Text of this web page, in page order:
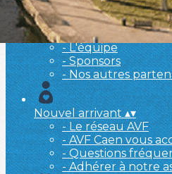
L'association▴▾
- L'association
- Brochure
- L'équipe
- Sponsors
- Nos autres
Nouvel arrivant▴▾
- Le réseau AVF
- AVF Caen vous
- Questions
- Adhérer à notre